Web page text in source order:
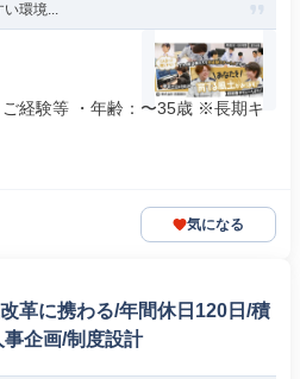
い環境...
経験等 ・年齢：〜35歳 ※長期キ
気になる
革に携わる/年間休日120日/積
企画/制度設計